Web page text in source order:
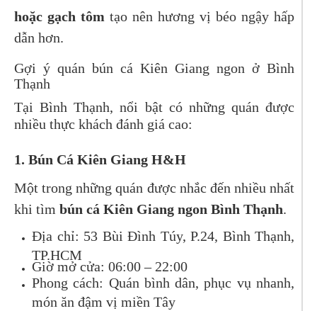
hoặc gạch tôm tạo nên hương vị béo ngậy hấp
dẫn hơn.
Gợi ý quán bún cá Kiên Giang ngon ở Bình
Thạnh
Tại Bình Thạnh, nổi bật có những quán được
nhiều thực khách đánh giá cao:
1. Bún Cá Kiên Giang H&H
Một trong những quán được nhắc đến nhiều nhất
khi tìm bún cá Kiên Giang ngon Bình Thạnh.
Địa chỉ: 53 Bùi Đình Túy, P.24, Bình Thạnh,
TP.HCM
Giờ mở cửa: 06:00 – 22:00
Phong cách: Quán bình dân, phục vụ nhanh,
món ăn đậm vị miền Tây